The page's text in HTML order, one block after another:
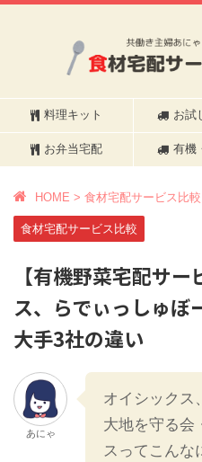
料理キット お試
お弁当宅配 有機
HOME > 食材宅配サービス比較
食材宅配サービス比較
【有機野菜宅配サ
ス、らでぃっしゅぼ
大手3社の違い
あにゃ
オイシックス
大地を守る会
スってこんな